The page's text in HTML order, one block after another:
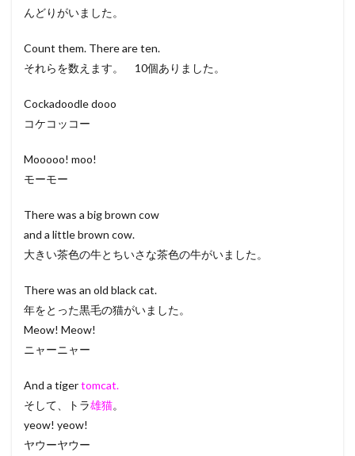
んどりがいました。
Count them. There are ten.
それらを数えます。 10個ありました。
Cockadoodle dooo
コケコッコー
Mooooo! moo!
モーモー
There was a big brown cow
and a little brown cow.
大きい茶色の牛とちいさな茶色の牛がいました。
There was an old black cat.
年をとった黒毛の猫がいました。
Meow! Meow!
ニャーニャー
And a tigertomcat.
そして、トラ雄猫。
yeow! yeow!
ヤウーヤウー